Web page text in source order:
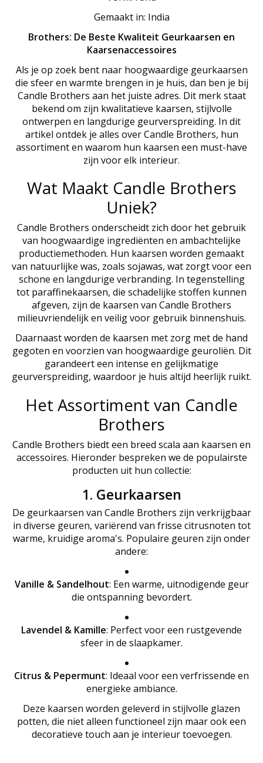
Gemaakt in: India
Brothers: De Beste Kwaliteit Geurkaarsen en
Kaarsenaccessoires
Als je op zoek bent naar hoogwaardige geurkaarsen
die sfeer en warmte brengen in je huis, dan ben je bij
Candle Brothers aan het juiste adres. Dit merk staat
bekend om zijn kwalitatieve kaarsen, stijlvolle
ontwerpen en langdurige geurverspreiding. In dit
artikel ontdek je alles over Candle Brothers, hun
assortiment en waarom hun kaarsen een must-have
zijn voor elk interieur.
Wat Maakt Candle Brothers
Uniek?
Candle Brothers onderscheidt zich door het gebruik
van hoogwaardige ingrediënten en ambachtelijke
productiemethoden. Hun kaarsen worden gemaakt
van natuurlijke was, zoals sojawas, wat zorgt voor een
schone en langdurige verbranding. In tegenstelling
tot paraffinekaarsen, die schadelijke stoffen kunnen
afgeven, zijn de kaarsen van Candle Brothers
milieuvriendelijk en veilig voor gebruik binnenshuis.
Daarnaast worden de kaarsen met zorg met de hand
gegoten en voorzien van hoogwaardige geuroliën. Dit
garandeert een intense en gelijkmatige
geurverspreiding, waardoor je huis altijd heerlijk ruikt.
Het Assortiment van Candle
Brothers
Candle Brothers biedt een breed scala aan kaarsen en
accessoires. Hieronder bespreken we de populairste
producten uit hun collectie:
1. Geurkaarsen
De geurkaarsen van Candle Brothers zijn verkrijgbaar
in diverse geuren, variërend van frisse citrusnoten tot
warme, kruidige aroma's. Populaire geuren zijn onder
andere:
Vanille & Sandelhout: Een warme, uitnodigende geur
die ontspanning bevordert.
Lavendel & Kamille: Perfect voor een rustgevende
sfeer in de slaapkamer.
Citrus & Pepermunt: Ideaal voor een verfrissende en
energieke ambiance.
Deze kaarsen worden geleverd in stijlvolle glazen
potten, die niet alleen functioneel zijn maar ook een
decoratieve touch aan je interieur toevoegen.